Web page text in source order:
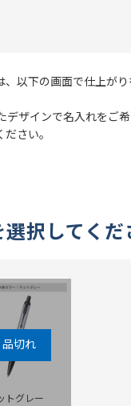
以下の画面で仕上が
ザインで名入れをご希
さい。
択してくだ
トグレー